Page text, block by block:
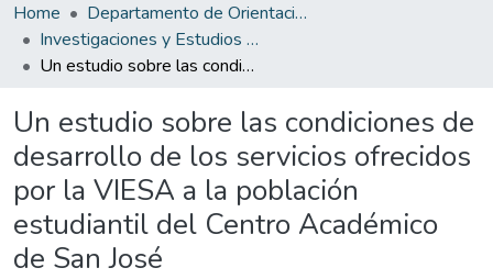
Home
Departamento de Orientación y Psicología
Investigaciones y Estudios del DOP
Un estudio sobre las condiciones de desarrollo de los servicios ofrecidos por la VIESA a la población estudiantil del Centro Académico de San José
Un estudio sobre las condiciones de
desarrollo de los servicios ofrecidos
por la VIESA a la población
estudiantil del Centro Académico
de San José